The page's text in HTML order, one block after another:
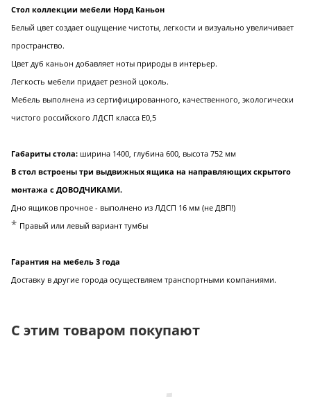
Стол коллекции мебели Норд Каньон
Белый цвет создает ощущение чистоты, легкости и визуально увеличивает
пространство.
Цвет дуб каньон добавляет ноты природы в интерьер.
Легкость мебели придает резной цоколь.
Мебель выполнена из сертифицированного, качественного, экологически
чистого российского ЛДСП класса Е0,5
Габариты стола: ширина 1400, глубина 600, высота 752 мм
В стол встроены три выдвижных ящика на направляющих скрытого
монтажа с ДОВОДЧИКАМИ.
Дно ящиков прочное - выполнено из ЛДСП 16 мм (не ДВП!)
* Правый или левый вариант тумбы
Гарантия на мебель 3 года
Доставку в другие города осуществляем транспортными компаниями.
С этим товаром покупают